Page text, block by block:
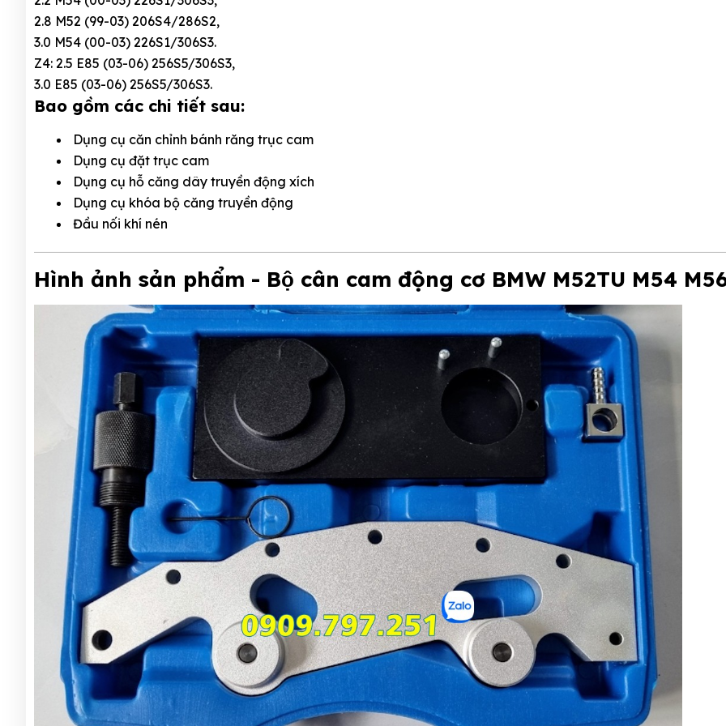
2.8 M52 (99-03) 206S4/286S2,
3.0 M54 (00-03) 226S1/306S3.
Z4: 2.5 E85 (03-06) 256S5/306S3,
3.0 E85 (03-06) 256S5/306S3.
Bao gồm các chi tiết sau:
Dụng cụ căn chỉnh bánh răng trục cam
Dụng cụ đặt trục cam
Dụng cụ hỗ căng dây truyền động xích
Dụng cụ khóa bộ căng truyền động
Đầu nối khí nén
Hình ảnh sản phẩm - Bộ cân cam động cơ BMW M52TU M54